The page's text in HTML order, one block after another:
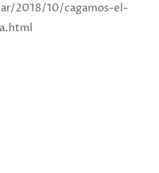
2018/10/cagamos-el-